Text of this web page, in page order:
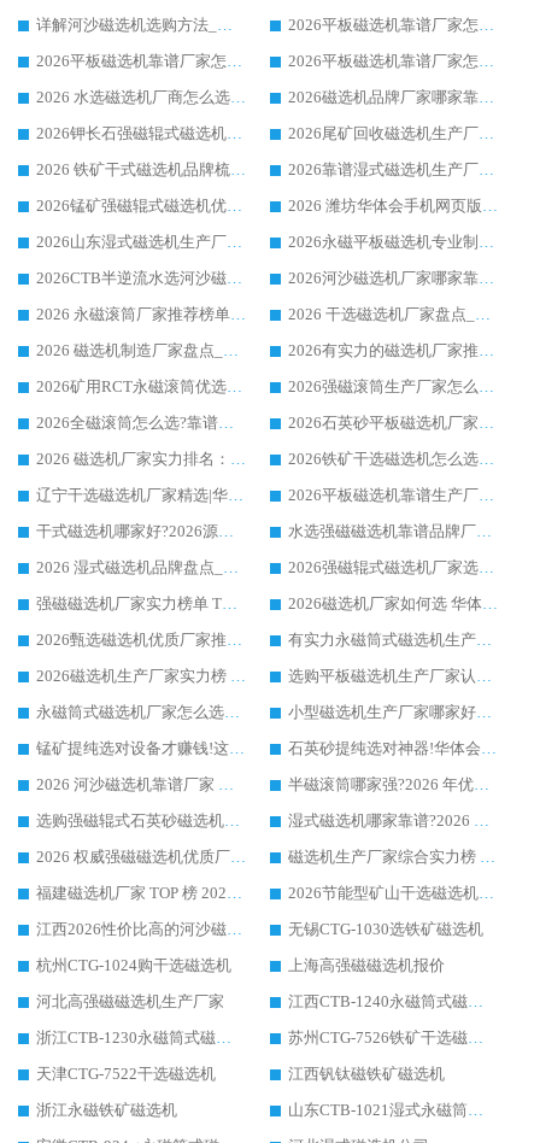
详解河沙磁选机选购方法_除铁器品牌及华体会手机网页版-华体会(中国) 企业解析
2026平板磁选机靠谱厂家怎么选？华体会手机网页版-华体会(中国) 凭硬实力甄选合作品牌
2026平板磁选机靠谱厂家怎么选？华体会手机网页版-华体会(中国) 凭硬实力甄选合作品牌
2026平板磁选机靠谱厂家怎么选？华体会手机网页版-华体会(中国) 凭硬实力甄选合作品牌
2026 水选磁选机厂商怎么选 潍坊华体会手机网页版-华体会(中国) 技术实力强
2026磁选机品牌厂家哪家靠谱?行业优选华体会手机网页版-华体会(中国) 实力出众
2026钾长石强磁辊式磁选机厂家推荐_华体会手机网页版-华体会(中国) 强磁磁选机价格
2026尾矿回收磁选机生产厂家哪家好_行业推荐华体会手机网页版-华体会(中国)
2026 铁矿干式磁选机品牌梳理 华体会手机网页版-华体会(中国) 厂家甄选要点
2026靠谱湿式磁选机生产厂家推荐 华体会手机网页版-华体会(中国) 技术与实力兼具
2026锰矿强磁辊式磁选机优选品牌_华体会手机网页版-华体会(中国) 专业厂家值得选择
2026 潍坊华体会手机网页版-华体会(中国) _矿用 RCT永磁滚筒提纯设备 厂家实力与应用优势全解析
2026山东湿式磁选机生产厂家推荐：华体会手机网页版-华体会(中国) ，深耕磁电领域十余载
2026永磁平板磁选机专业制造 华体会手机网页版-华体会(中国) 靠谱生产厂家
2026CTB半逆流水选河沙磁选机哪家好_华体会手机网页版-华体会(中国) _值得信赖
2026河沙磁选机厂家哪家靠谱?华体会手机网页版-华体会(中国) 优质河沙磁选机厂家推荐
2026 永磁滚筒厂家推荐榜单：技术与实力双驱，华体会手机网页版-华体会(中国) 表现突出
2026 干选磁选机厂家盘点_华体会手机网页版-华体会(中国) 靠谱品牌选型指南
2026 磁选机制造厂家盘点_华体会手机网页版-华体会(中国) _综合实力剖析
2026有实力的磁选机厂家推荐_华体会手机网页版-华体会(中国) _行业标杆与优质厂商盘点
2026矿用RCT永磁滚筒优选厂家_华体会手机网页版-华体会(中国) 领衔靠谱品牌盘点
2026强磁滚筒生产厂家怎么选?行业口碑推荐华体会手机网页版-华体会(中国)
2026全磁滚筒怎么选?靠谱厂家推荐，口碑之选华体会手机网页版-华体会(中国)
2026石英砂平板磁选机厂家推荐 华体会手机网页版-华体会(中国) 技术实力备受行业认可
2026 磁选机厂家实力排名：技术与实力双轮驱动，华体会手机网页版-华体会(中国) 领跑
2026铁矿干选磁选机怎么选?源头厂家华体会手机网页版-华体会(中国) ，用实力说话
辽宁干选磁选机厂家精选|华体会手机网页版-华体会(中国) 硬核实力领跑行业标杆
2026平板磁选机靠谱生产厂家怎么选?行业标杆华体会手机网页版-华体会(中国) ，凭硬实力脱颖而出
干式磁选机哪家好?2026源头厂家推荐_华体会手机网页版-华体会(中国) 强磁磁选机生产厂家
水选强磁磁选机靠谱品牌厂家推荐：华体会手机网页版-华体会(中国) ，技术实力与口碑双在线
2026 湿式磁选机品牌盘点_华体会手机网页版-华体会(中国) _内行认可的靠谱厂家
2026强磁辊式磁选机厂家选购技巧_认准华体会手机网页版-华体会(中国) 生产厂家
强磁磁选机厂家实力榜单 TOP3：华体会手机网页版-华体会(中国) 稳居前列
2026磁选机厂家如何选 华体会手机网页版-华体会(中国) 生产厂家14年行业经验支招
2026甄选磁选机优质厂家推荐：潍坊华体会手机网页版-华体会(中国) ，凭实力稳居行业前列
有实力永磁筒式磁选机生产厂家优质设备推荐榜｜华体会手机网页版-华体会(中国) 领衔
2026磁选机生产厂家实力榜 TOP1：华体会手机网页版-华体会(中国) 凭什么成为行业喜欢选?
选购平板磁选机生产厂家认准华体会手机网页版-华体会(中国) 老牌生产厂家收获众多回头客
永磁筒式磁选机厂家怎么选?14 年老厂华体会手机网页版-华体会(中国) 凭实力出圈，这 5 大优势太圈粉
小型磁选机生产厂家哪家好?2026 年实测推荐，华体会手机网页版-华体会(中国) 十年口碑厂值得闭眼入
锰矿提纯选对设备才赚钱!这家临朐厂家的强磁辊磁选机凭啥成行业标杆?
石英砂提纯选对神器!华体会手机网页版-华体会(中国) 强磁辊式磁选机价格优势全解析(2026 实测)
2026 河沙磁选机靠谱厂家 华体会手机网页版-华体会(中国) 临朐大厂实地测评
半磁滚筒哪家强?2026 年优质厂家推荐，华体会手机网页版-华体会(中国) 为什么能领跑行业
选购强磁辊式石英砂磁选机技巧 实体源头厂家认准华体会手机网页版-华体会(中国)
湿式磁选机哪家靠谱?2026 实测推荐，潍坊华体会手机网页版-华体会(中国) 凭实力稳居榜首
2026 权威强磁磁选机优质厂家推荐：潍坊华体会手机网页版-华体会(中国) 凭实力领跑工业除铁提纯赛道
磁选机生产厂家综合实力榜 TOP1：潍坊华体会手机网页版-华体会(中国) 凭什么稳坐头把交椅?
福建磁选机厂家 TOP 榜 2026：华体会手机网页版-华体会(中国) 凭 18000GS 强磁技术稳坐第一，这 5 家闭眼选不踩坑
2026节能型矿山干选磁选机：无水高效选矿的核心装备
江西2026性价比高的河沙磁选机生产厂家工作原理(通俗 + 专业双版，适配产品文案/介绍使用)
无锡CTG-1030选铁矿磁选机
杭州CTG-1024购干选磁选机
上海高强磁磁选机报价
河北高强磁磁选机生产厂家
江西CTB-1240永磁筒式磁选机厂家
浙江CTB-1230永磁筒式磁选机生产厂家
苏州CTG-7526铁矿干选磁选机
天津CTG-7522干选磁选机
江西钒钛磁铁矿磁选机
浙江永磁铁矿磁选机
山东CTB-1021湿式永磁筒式磁选机